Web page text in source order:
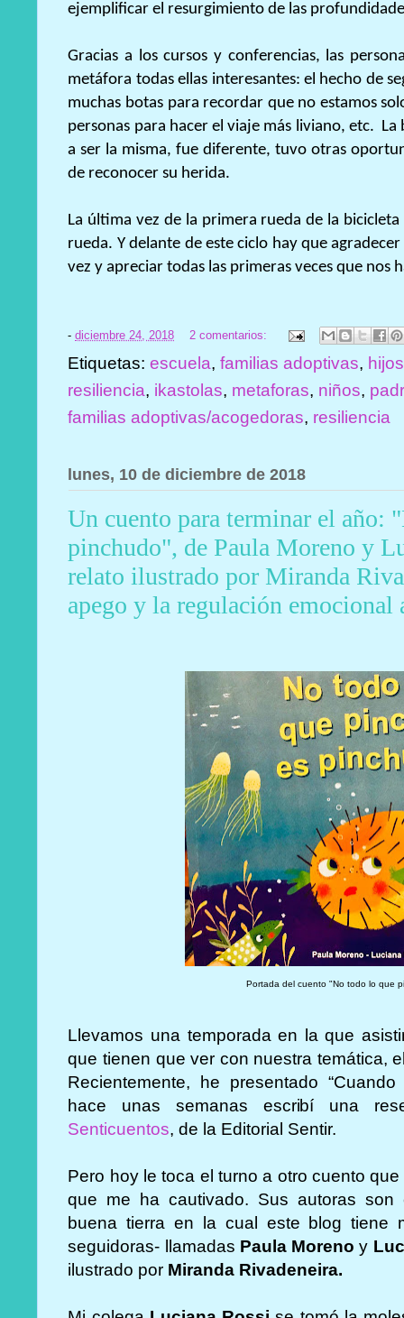
ejemplificar el resurgimiento de las
Gracias a los cursos y conferencias, las
metáfora todas ellas interesantes: el hecho de
muchas botas para recordar que no estamos
personas para hacer el viaje más liviano, etc.
a ser la misma, fue diferente, tuvo otras
de reconocer su herida.
La última vez de la primera rueda de la
rueda. Y delante de este ciclo hay que
vez y apreciar todas las primeras veces que nos
-diciembre 24, 2018 2 comentarios:
Etiquetas:escuela,familias adoptivas,
resiliencia, ikastolas, metaforas, niños,
familias adoptivas/acogedoras, resiliencia
lunes, 10 de diciembre de 2018
Un cuento para terminar el año:
pinchudo", de Paula Moreno y
relato ilustrado por Miranda
apego y la regulación emocional
Portada del cuento "No todo lo que
Llevamos una temporada en la que
que tienen que ver con nuestra temática,
Recientemente, he presentado
hace unas semanas escribí una
Senticuentos, de la Editorial Sentir.
Pero hoy le toca el turno a otro cuento
que me ha cautivado. Sus autoras son
buena tierra en la cual este blog tiene
seguidoras- llamadas Paula Moreno y
ilustrado por Miranda Rivadeneira.